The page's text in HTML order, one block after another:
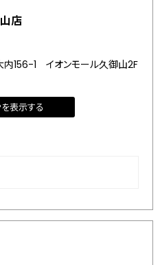
店
156-1 イオンモール久御山2F
表示する